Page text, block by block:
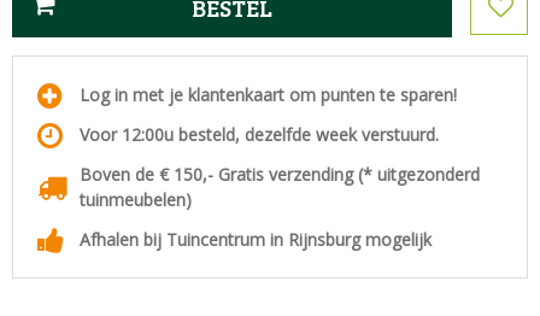
Log in met je klantenkaart om punten te sparen!
Voor 12:00u besteld, dezelfde week verstuurd.
Boven de € 150,- Gratis verzending (* uitgezonderd
tuinmeubelen)
Afhalen bij Tuincentrum in Rijnsburg mogelijk